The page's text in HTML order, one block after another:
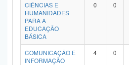
CIÊNCIAS E
HUMANIDADES
PARA A
EDUCAÇÃO
BÁSICA
0 0
COMUNICAÇÃO E
INFORMAÇÃO
4 0